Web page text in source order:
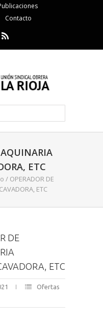
Contacto
ETC
/ OPERADOR DE
ETC
DE
ETC
Ofertas